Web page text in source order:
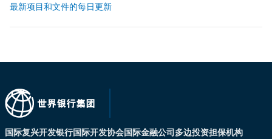
最新项目和文件的每日更新
国际复兴开发银行国际开发协会国际金融公司多边投资担保机构